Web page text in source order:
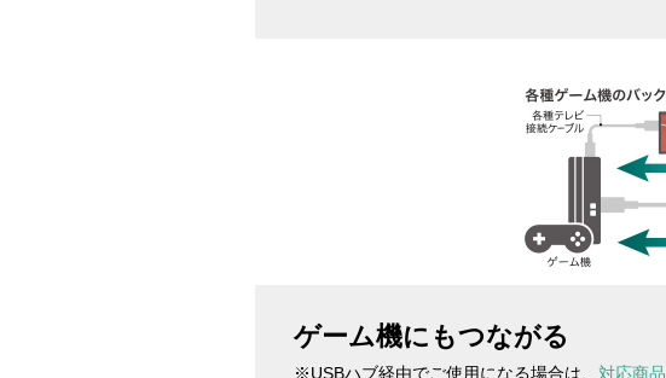
ゲーム機にもつながる
※USBハブ経由でご使用になる場合は、対応商品